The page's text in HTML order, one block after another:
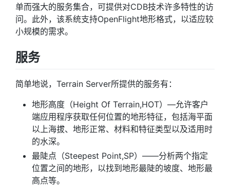
单而强大的服务集合，可提供对CDB技术许多特性的访
问。此外，该系统支持OpenFlight地形格式，以适应较
小规模的需求。
服务
简单地说，Terrain Server所提供的服务有：
地形高度（Height Of Terrain,HOT）—允许客户
端应用程序获取任何位置的地形特征，包括海平面
以上海拔、地形正常、材料和特征类型以及适用时
的水深。
最陡点（Steepest Point,SP）——分析两个指定
位置之间的地形，以找到地形最陡的坡度、地形最
高点等。